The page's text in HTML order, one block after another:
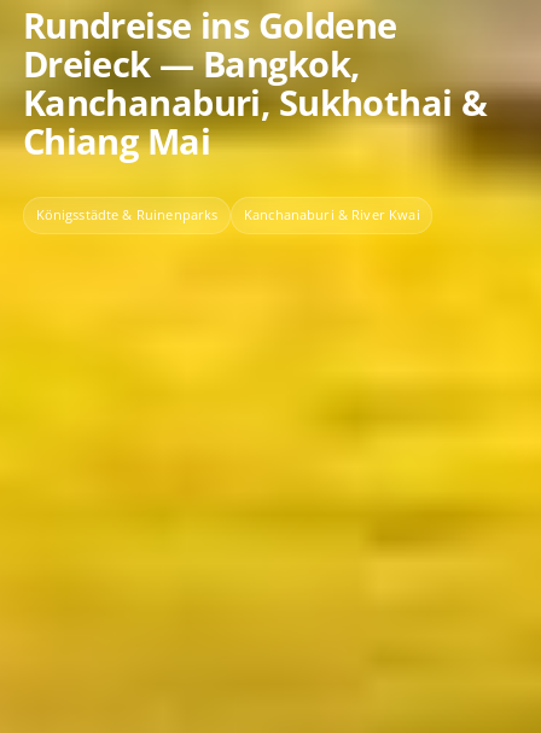
Rundreise ins Goldene
Dreieck — Bangkok,
Kanchanaburi, Sukhothai &
Chiang Mai
Königsstädte & Ruinenparks Kanchanaburi & River Kwai